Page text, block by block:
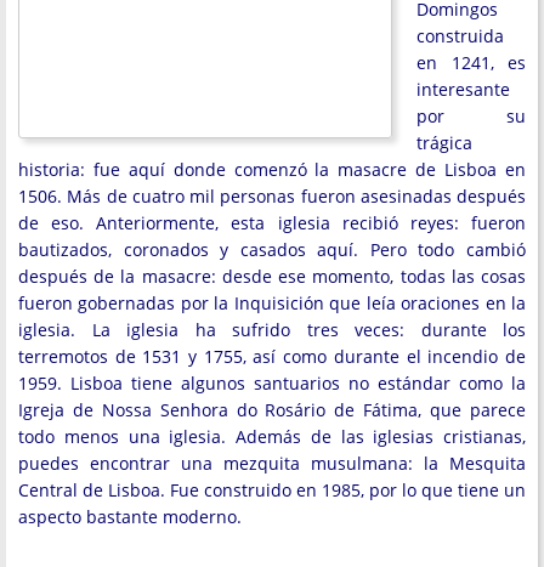
Domingos
construida
en 1241, es
interesante
por su
trágica
historia: fue aquí donde comenzó la masacre de Lisboa en
1506. Más de cuatro mil personas fueron asesinadas después
de eso. Anteriormente, esta iglesia recibió reyes: fueron
bautizados, coronados y casados aquí. Pero todo cambió
después de la masacre: desde ese momento, todas las cosas
fueron gobernadas por la Inquisición que leía oraciones en la
iglesia. La iglesia ha sufrido tres veces: durante los
terremotos de 1531 y 1755, así como durante el incendio de
1959. Lisboa tiene algunos santuarios no estándar como la
Igreja de Nossa Senhora do Rosário de Fátima, que parece
todo menos una iglesia. Además de las iglesias cristianas,
puedes encontrar una mezquita musulmana: la Mesquita
Central de Lisboa. Fue construido en 1985, por lo que tiene un
aspecto bastante moderno.